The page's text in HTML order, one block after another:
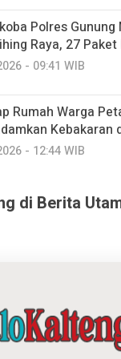
Polres
Raya, 27
- 09:41 WIB
Rumah Warga
Kebakaran
- 12:44 WIB
di Berita